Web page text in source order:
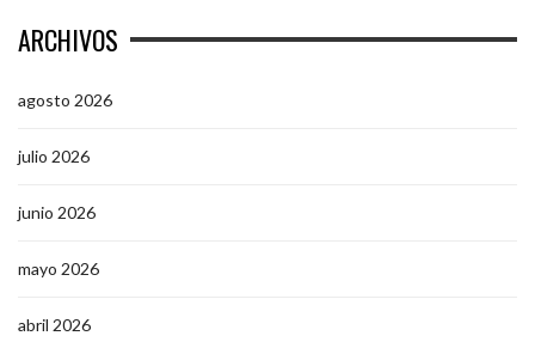
ARCHIVOS
agosto 2026
julio 2026
junio 2026
mayo 2026
abril 2026